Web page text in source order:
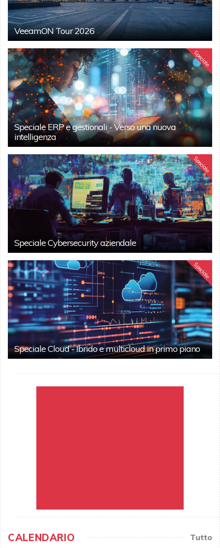
VeeamON Tour 2026
Speciale
Speciale ERP e gestionali - Verso una nuova
intelligenza
Speciale
Speciale Cybersecurity aziendale
Speciale
Speciale Cloud - Ibrido e multicloud in primo piano
CALENDARIO Tutto